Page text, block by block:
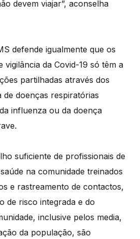
devem viajar”, aconselha
defende igualmente que os
vigilância da Covid-19 só têm a
partilhadas através dos
de doenças respiratórias
influenza ou da doença
suficiente de profissionais de
na comunidade treinados
e rastreamento de contactos,
de risco integrada e do
inclusive pelos media,
da população, são